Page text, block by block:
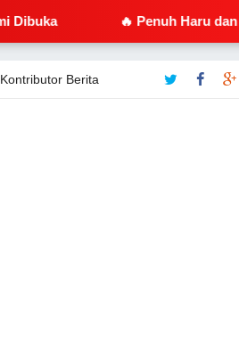
Kontributor Berita
🔥 Penuh Haru dan Keakraban,